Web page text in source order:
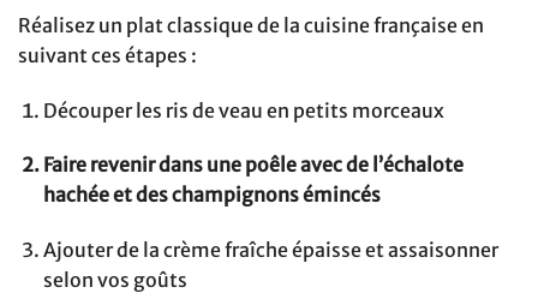
Réalisez un plat classique de la cuisine française en
suivant ces étapes :
Découper les ris de veau en petits morceaux
Faire revenir dans une poêle avec de l’échalote
hachée et des champignons émincés
Ajouter de la crème fraîche épaisse et assaisonner
selon vos goûts